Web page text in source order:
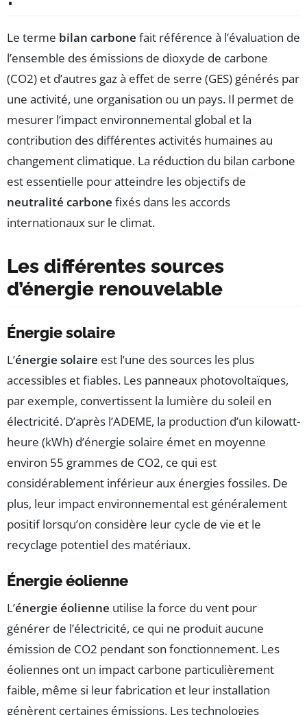
Le terme bilan carbone fait référence à l’évaluation de
l’ensemble des émissions de dioxyde de carbone
(CO2) et d’autres gaz à effet de serre (GES) générés par
une activité, une organisation ou un pays. Il permet de
mesurer l’impact environnemental global et la
contribution des différentes activités humaines au
changement climatique. La réduction du bilan carbone
est essentielle pour atteindre les objectifs de
neutralité carbone fixés dans les accords
internationaux sur le climat.
Les différentes sources
d’énergie renouvelable
Énergie solaire
L’énergie solaire est l’une des sources les plus
accessibles et fiables. Les panneaux photovoltaïques,
par exemple, convertissent la lumière du soleil en
électricité. D’après l’ADEME, la production d’un kilowatt-
heure (kWh) d’énergie solaire émet en moyenne
environ 55 grammes de CO2, ce qui est
considérablement inférieur aux énergies fossiles. De
plus, leur impact environnemental est généralement
positif lorsqu’on considère leur cycle de vie et le
recyclage potentiel des matériaux.
Énergie éolienne
L’énergie éolienne utilise la force du vent pour
générer de l’électricité, ce qui ne produit aucune
émission de CO2 pendant son fonctionnement. Les
éoliennes ont un impact carbone particulièrement
faible, même si leur fabrication et leur installation
génèrent certaines émissions. Les technologies